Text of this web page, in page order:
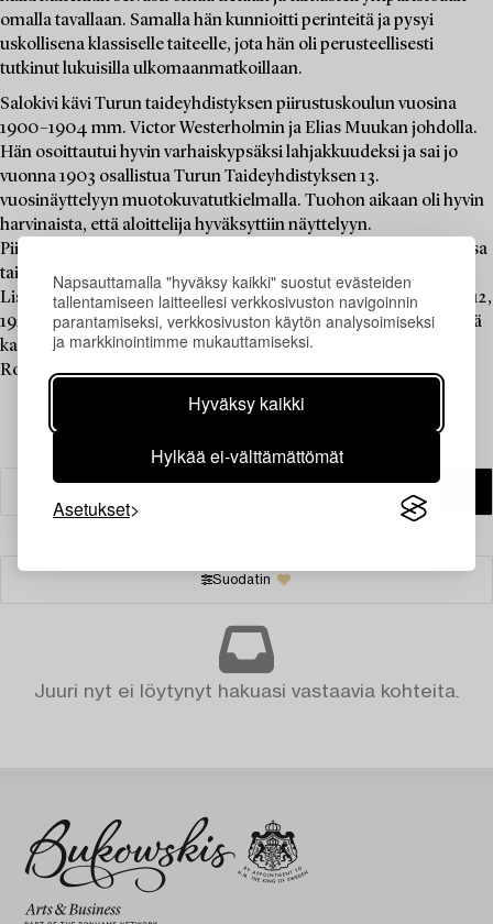
Napsauttamalla "hyväksy kaikki" suostut evästeiden
tallentamiseen laitteellesi verkkosivuston navigoinnin
parantamiseksi, verkkosivuston käytön analysoimiseksi
ja markkinointimme mukauttamiseksi.
Hyväksy kaikki
Hylkää ei-välttämättömät
Asetukset
omalla tavallaan. Samalla hän kunnioitti perinteitä ja pysyi
uskollisena klassiselle taiteelle, jota hän oli perusteellisesti
tutkinut lukuisilla ulkomaanmatkoillaan.
Salokivi kävi Turun taideyhdistyksen piirustuskoulun vuosina
1900–1904 mm. Victor Westerholmin ja Elias Muukan johdolla.
Hän osoittautui hyvin varhaiskypsäksi lahjakkuudeksi ja sai jo
vuonna 1903 osallistua Turun Taideyhdistyksen 13.
vuosinäyttelyyn muotokuvatutkielmalla. Tuohon aikaan oli hyvin
harvinaista, että aloittelija hyväksyttiin näyttelyyn.
Piirustuskoulun jälkeen hän opiskeli Münchenin kuninkaallisessa
taideakatemiassa Saksassa vuosina 1905–1906 ja 1908–1909.
Lisäksi hän opiskeli eri akatemioissa Pariisissa vuosina 1906, 1912,
1924 ja 1925. Merkittäviä matkoja hänen taiteellisen kehityksensä
kannalta oli vuoden 1911 matka Venetsiaan ja vuoden 1914
Roomaan.Lue lisää
Suodatin
Juuri nyt ei löytynyt hakuasi vastaavia kohteita.